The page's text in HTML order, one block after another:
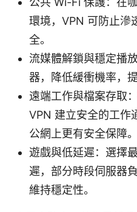
環境，VPN 可防止滲
全。
流媒體解鎖與穩定播
器，降低緩衝機率，
遠端工作與檔案存取
VPN 建立安全的工作
公網上更有安全保障。
遊戲與低延遲：選擇
遲，部分時段伺服器
維持穩定性。